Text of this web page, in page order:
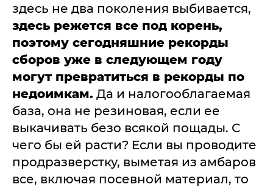
здесь не два поколения выбивается,
здесь режется все под корень,
поэтому сегодняшние рекорды
сборов уже в следующем году
могут превратиться в рекорды по
недоимкам. Да и налогооблагаемая
база, она не резиновая, если ее
выкачивать безо всякой пощады. С
чего бы ей расти? Если вы проводите
продразверстку, выметая из амбаров
все, включая посевной материал, то